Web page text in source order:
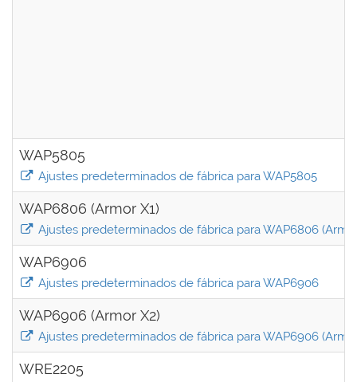
WAP5805
Ajustes predeterminados de fábrica para WAP5805
WAP6806 (Armor X1)
Ajustes predeterminados de fábrica para WAP6806
WAP6906
Ajustes predeterminados de fábrica para WAP6906
WAP6906 (Armor X2)
Ajustes predeterminados de fábrica para WAP6906
WRE2205